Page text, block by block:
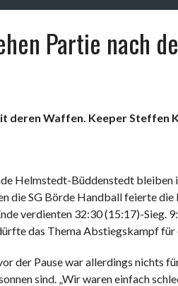
Partie nach
deren Waffen. Keeper Steffen
Helmstedt-Büddenstedt bleiben
die SG Börde Handball feierte
verdienten 32:30 (15:17)-Sieg.
das Thema Abstiegskampf
der Pause war allerdings nichts
sind. „Wir waren einfach